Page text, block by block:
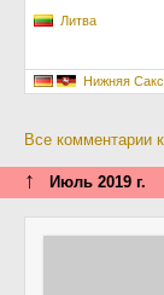
Литва
Нижняя
Все комментарии
↑ Июль 2019 г.